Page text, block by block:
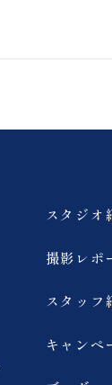
スタジオ
撮影レポ
スタッフ
キャンペ